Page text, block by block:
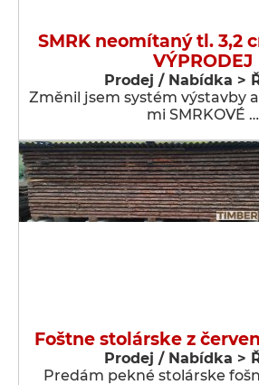
SMRK neomítaný tl. 3,2
VÝPRODEJ
Prodej / Nabídka >
Změnil jsem systém výstavby
mi SMRKOVÉ …
Foštne stolárske z
Prodej / Nabídka >
Predám pekné stolárske